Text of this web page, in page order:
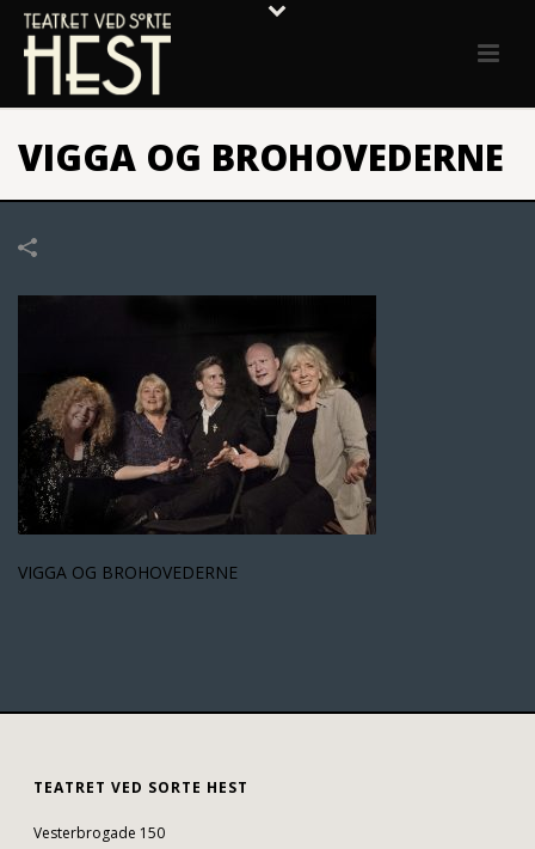
VIGGA OG BROHOVEDERNE
VIGGA OG BROHOVEDERNE
TEATRET VED SORTE HEST
Vesterbrogade 150